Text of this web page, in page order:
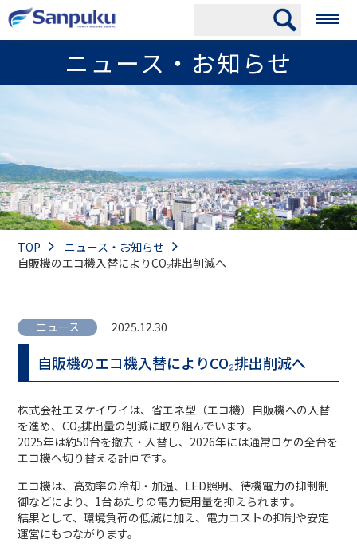
ニュース・お知らせ
TOP
ニュース・お知らせ
自販機のエコ機入替によりCO₂排出削減へ
ニュース 2025.12.30
自販機のエコ機入替によりCO₂排出削減へ
株式会社エヌケイワイは、省エネ型（エコ機）自販機への入替
を進め、CO₂排出量の削減に取り組んでいます。
2025年は約50台を撤去・入替し、2026年には通常ロケの全台を
エコ機へ切り替える計画です。
エコ機は、高効率の冷却・加温、LED照明、待機電力の抑制制
御などにより、1台あたりの電力使用量を抑えられます。
結果として、環境負荷の低減に加え、電力コストの抑制や安定
運営にもつながります。